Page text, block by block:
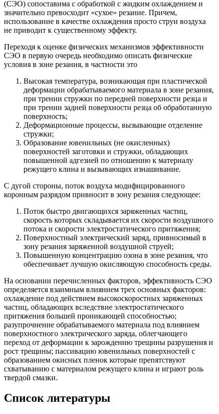
(СЭО) сопоставима с обработкой с жидким охлаждением и
значительно превосходит «сухое» резание. Причем,
использование в качестве охлаждения просто струи воздуха
не приводит к существенному эффекту.
Переходя к оценке физических механизмов эффективности
СЭО в первую очередь необходимо описать физические
условия в зоне резания, в частности это
Высокая температура, возникающая при пластической
деформации обрабатываемого материала в зоне резания,
при трении стружки по передней поверхности резца и
при трении задней поверхности резца об обработанную
поверхность;
Деформационные процессы, вызывающие отделение
стружки;
Образование ювенильных (не окисленных)
поверхностей заготовки и стружки, обладающих
повышенной адгезией по отношению к материалу
режущего клина и вызывающих изнашивание.
С дугой стороны, поток воздуха модифицированного
коронным разрядом привносит в зону резания следующее:
Поток быстро двигающихся заряженных частиц,
скорость которых складывается их скорости воздушного
потока и скорости электростатического притяжения;
Поверхностный электрический заряд, привносимый в
зону резания заряженной воздушной струей;
Повышенную концентрацию озона в зоне резания, что
обеспечивает лучшую окисляющую способность среды.
На основании перечисленных факторов, эффективность СЭО
определяется взаимным влиянием трех основных факторов:
охлаждение под действием высокоскоростных заряженных
частиц, обладающих вследствие электростатического
притяжения большей проникающей способностью;
разупрочнение обрабатываемого материала под влиянием
поверхностного электрического заряда, облегчающего
переход от деформации к зарождению трещины разрушения и
рост трещины; пассивацию ювенильных поверхностей с
образованием окисных пленок которые препятствуют
схватыванию с материалом режущего клина и играют роль
твердой смазки.
Список литературы